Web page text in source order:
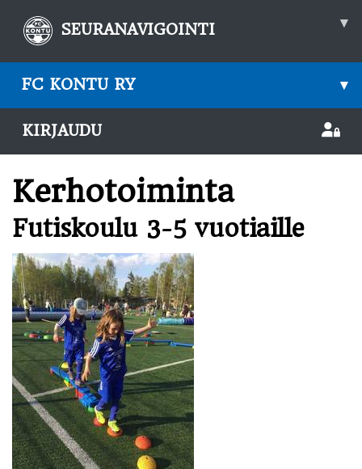
SEURANAVIGOINTI ▾
FC KONTU RY ▾
KIRJAUDU
Kerhotoiminta
Futiskoulu 3-5 vuotiaille